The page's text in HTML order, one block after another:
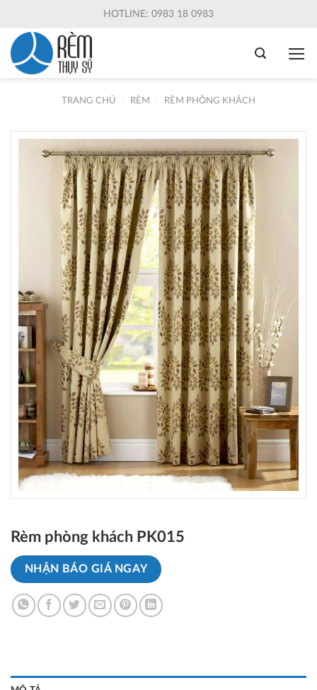
content
HOTLINE: 0983 18 0983
TRANG CHỦ RÈM RÈM PHÒNG KHÁCH
Rèm phòng khách PK015
NHẬN BÁO GIÁ NGAY